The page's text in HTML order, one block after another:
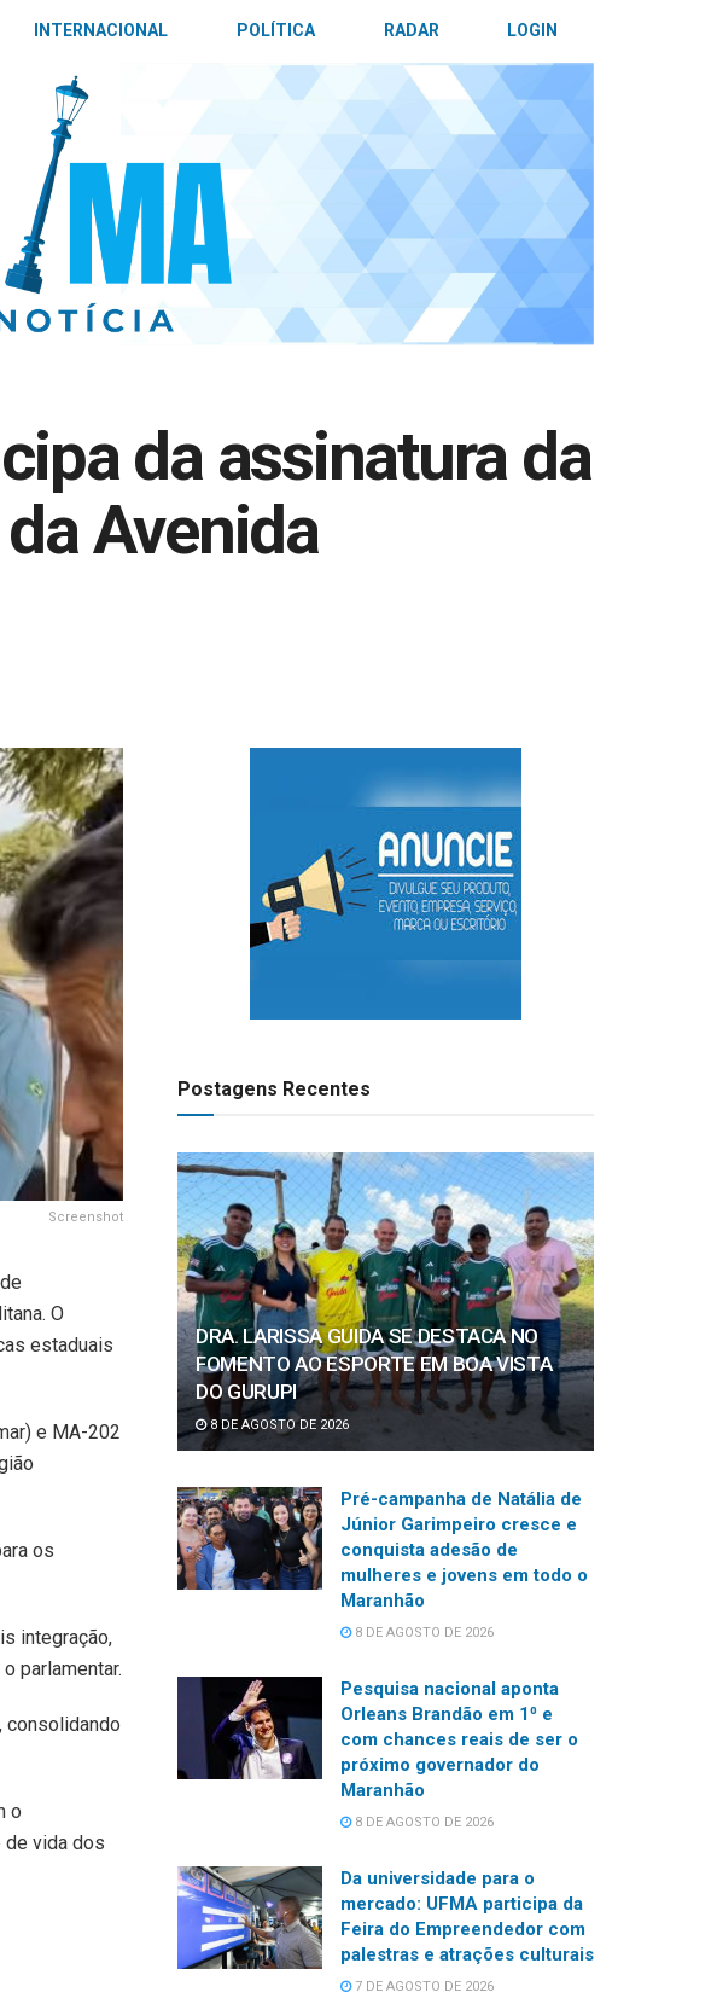
INTERNACIONAL POLÍTICA RADAR LOGIN
da assinatura da
Avenida
Screenshot
O
estaduais
e MA-202
os
integração,
parlamentar.
consolidando
o
de vida dos
Postagens Recentes
DRA. LARISSA GUIDA SE DESTACA NO
FOMENTO AO ESPORTE EM BOA VISTA
DO GURUPI
8 DE AGOSTO DE 2026
Pré-campanha de Natália de
Júnior Garimpeiro cresce e
conquista adesão de
mulheres e jovens em todo o
Maranhão
8 DE AGOSTO DE 2026
Pesquisa nacional aponta
Orleans Brandão em 1⁰ e
com chances reais de ser o
próximo governador do
Maranhão
8 DE AGOSTO DE 2026
Da universidade para o
mercado: UFMA participa da
Feira do Empreendedor com
palestras e atrações culturais
7 DE AGOSTO DE 2026